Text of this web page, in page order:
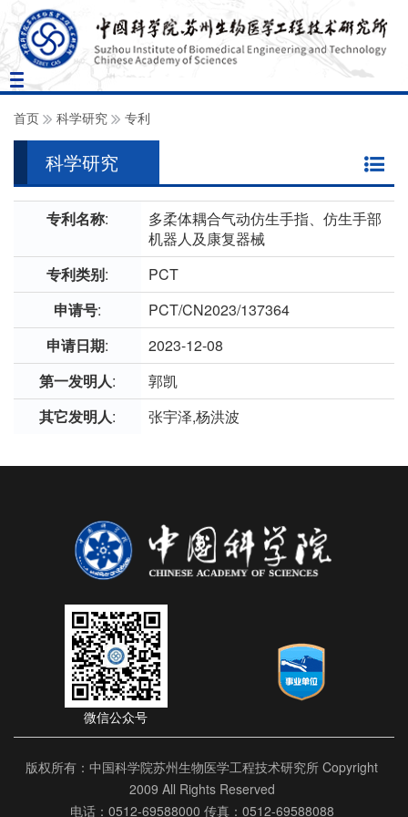
Toggle
navigation
首页 科学研究 专利
科学研究
专利名称:
多柔体耦合气动仿生手指、仿生手部
机器人及康复器械
专利类别:
PCT
申请号:
PCT/CN2023/137364
申请日期:
2023-12-08
第一发明人:
郭凯
其它发明人: 张宇泽,杨洪波
微信公众号
版权所有：中国科学院苏州生物医学工程技术研究所 Copyright
2009 All Rights Reserved
电话：0512-69588000 传真：0512-69588088